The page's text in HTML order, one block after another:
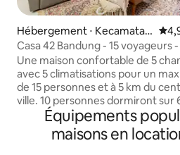
Hébergement ⋅ Kecamatan
Antapani
Casa 42 Bandung - 15 voyageurs
du centre-ville
Une maison confortable de 5
avec 5 climatisations pour un
de 15 personnes et à 5 km du
ville. 10 personnes dormiront sur
5 personnes sur des lits de
Veuillez indiquer le nombre de
voyageurs dans le système de
Équipements
maisons en